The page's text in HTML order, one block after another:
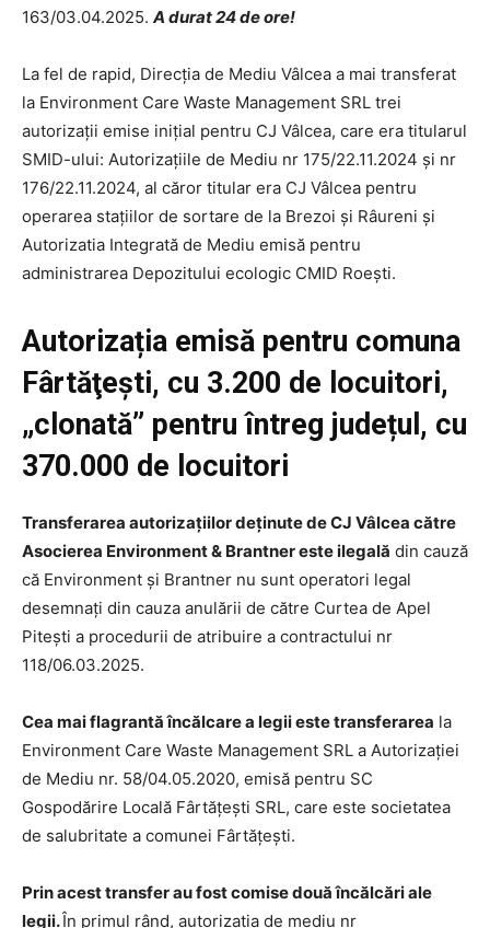
163/03.04.2025. A durat 24 de ore!
La fel de rapid, Direcția de Mediu Vâlcea a mai transferat
la Environment Care Waste Management SRL trei
autorizații emise inițial pentru CJ Vâlcea, care era titularul
SMID-ului: Autorizațiile de Mediu nr 175/22.11.2024 și nr
176/22.11.2024, al căror titular era CJ Vâlcea pentru
operarea stațiilor de sortare de la Brezoi și Râureni și
Autorizatia Integrată de Mediu emisă pentru
administrarea Depozitului ecologic CMID Roești.
Autorizația emisă pentru comuna
Fârtăţeşti, cu 3.200 de locuitori,
„clonată” pentru întreg județul, cu
370.000 de locuitori
Transferarea autorizațiilor deținute de CJ Vâlcea către
Asocierea Environment & Brantner este ilegală din cauză
că Environment și Brantner nu sunt operatori legal
desemnați din cauza anulării de către Curtea de Apel
Pitești a procedurii de atribuire a contractului nr
118/06.03.2025.
Cea mai flagrantă încălcare a legii este transferarea la
Environment Care Waste Management SRL a Autorizației
de Mediu nr. 58/04.05.2020, emisă pentru SC
Gospodărire Locală Fârtăţeşti SRL, care este societatea
de salubritate a comunei Fârtăţeşti.
Prin acest transfer au fost comise două încălcări ale
legii.În primul rând, autorizația de mediu nr